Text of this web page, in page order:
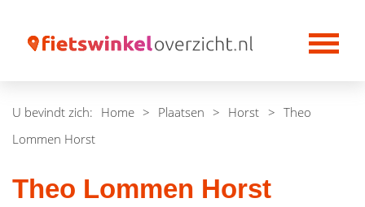
U bevindt zich: Home > Plaatsen > Horst > Theo
Lommen Horst
Theo Lommen Horst